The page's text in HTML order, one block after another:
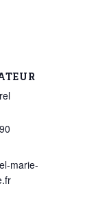
marie-